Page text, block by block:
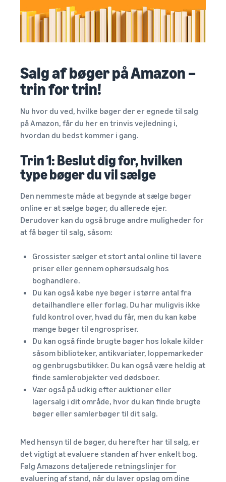
Salg af bøger på Amazon –
trin for trin!
Nu hvor du ved, hvilke bøger der er egnede til salg
på Amazon, får du her en trinvis vejledning i,
hvordan du bedst kommer i gang.
Trin 1: Beslut dig for, hvilken
type bøger du vil sælge
Den nemmeste måde at begynde at sælge bøger
online er at sælge bøger, du allerede ejer.
Derudover kan du også bruge andre muligheder for
at få bøger til salg, såsom:
Grossister sælger et stort antal online til lavere
priser eller gennem ophørsudsalg hos
boghandlere.
Du kan også købe nye bøger i større antal fra
detailhandlere eller forlag. Du har muligvis ikke
fuld kontrol over, hvad du får, men du kan købe
mange bøger til engrospriser.
Du kan også finde brugte bøger hos lokale kilder
såsom biblioteker, antikvariater, loppemarkeder
og genbrugsbutikker. Du kan også være heldig at
finde samlerobjekter ved dødsboer.
Vær også på udkig efter auktioner eller
lagersalg i dit område, hvor du kan finde brugte
bøger eller samlerbøger til dit salg.
Med hensyn til de bøger, du herefter har til salg, er
det vigtigt at evaluere standen af hver enkelt bog.
Følg Amazons detaljerede retningslinjer for
evaluering af stand, når du laver opslag om dine